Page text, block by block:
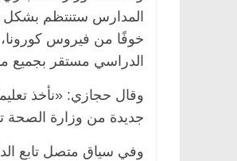
المدارس ستنتظم بشكل
خوفًا من فيروس كورونا،
الدراسي مستقر بجميع
وقال حجازي: «نأخذ
جديدة من وزارة الصحة
وفي سياق متصل تابع